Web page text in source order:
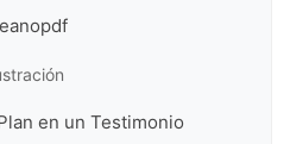
en un Testimonio